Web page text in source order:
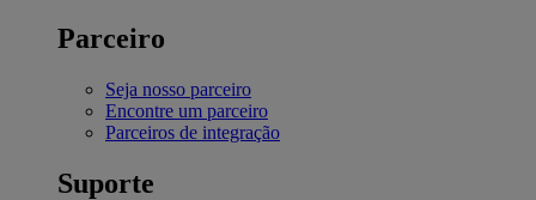
Parceiro
Seja nosso parceiro
Encontre um parceiro
Parceiros de integração
Suporte